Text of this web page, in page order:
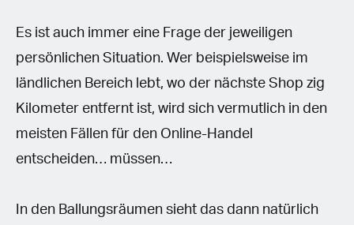
Es ist auch immer eine Frage der jeweiligen
persönlichen Situation. Wer beispielsweise im
ländlichen Bereich lebt, wo der nächste Shop zig
Kilometer entfernt ist, wird sich vermutlich in den
meisten Fällen für den Online-Handel
entscheiden… müssen…
In den Ballungsräumen sieht das dann natürlich